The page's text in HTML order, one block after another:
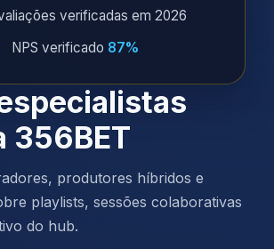
verificadas em 2026
NPS verificado 87%
356BET
produtores híbridos e
playlists, sessões colaborativas
do hub.